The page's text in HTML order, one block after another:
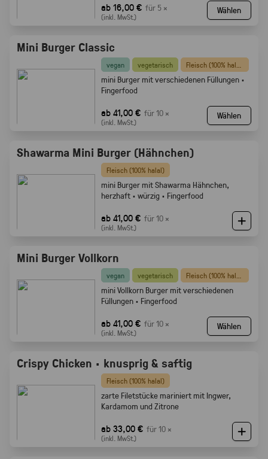
ab 16,00 € für 5 ×
(inkl. MwSt.)
Wählen
Mini Burger Classic
vegan vegetarisch
mini Burger mit verschiedenen Füllungen ·
Fingerfood
ab 41,00 € für 10 ×
(inkl. MwSt.)
Wählen
Shawarma Mini Burger (Hähnchen)
Fleisch (100% halal)
mini Burger mit Shawarma Hähnchen,
herzhaft · würzig · Fingerfood
ab 41,00 € für 10 ×
(inkl. MwSt.)
Mini Burger Vollkorn
vegan vegetarisch
mini Vollkorn Burger mit verschiedenen
Füllungen · Fingerfood
ab 41,00 € für 10 ×
(inkl. MwSt.)
Wählen
Crispy Chicken · knusprig & saftig
Fleisch (100% halal)
zarte Filetstücke mariniert mit Ingwer,
Kardamom und Zitrone
ab 33,00 € für 10 ×
(inkl. MwSt.)